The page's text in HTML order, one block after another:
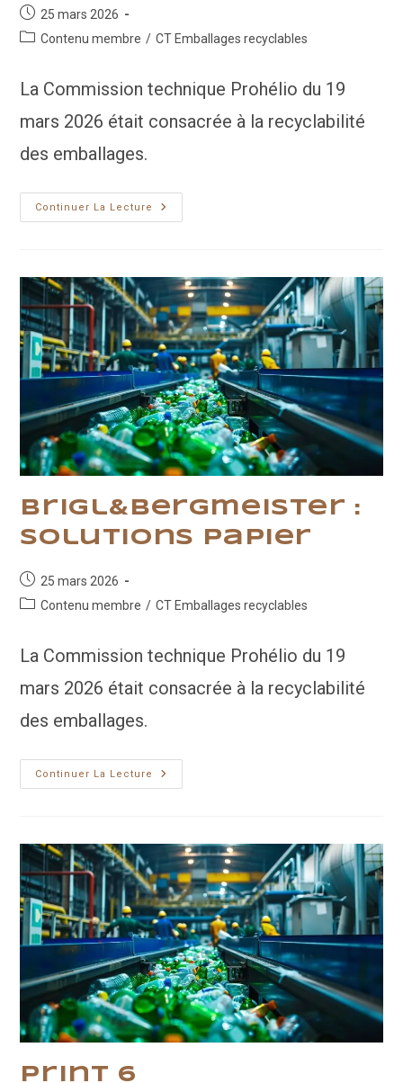
Publication
publiée :
25 mars 2026
PostContenu membre / CT Emballages recyclables
La Commission technique Prohélio du 19
mars 2026 était consacrée à la recyclabilité
des emballages.
Continuer La Lecture
EFP
:
Brigl&Bergmeister :
solutions papier
Publication
publiée :
25 mars 2026
PostContenu membre / CT Emballages recyclables
La Commission technique Prohélio du 19
mars 2026 était consacrée à la recyclabilité
des emballages.
Continuer La Lecture
Brigl&Bergmeister
:
Print 6